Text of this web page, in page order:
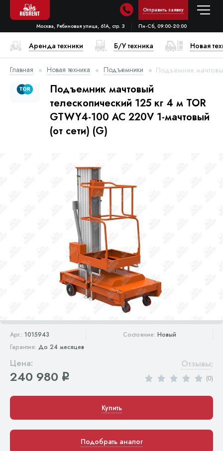
Отправить заявку
Москва, Рябиновая улица, 61А, стр. 3 Пн-Сб, 09:00-20:00
Аренда техники Б/У техника Новая
Главная Новая техника Подъемники Подъемник
Подъемник мачтовый
телескопический 125 кг 4 м TOR
GTWY4-100 AC 220V 1-мачтовый
(от сети) (G)
Арт.: 1015943 Состояние: Новый
Гарантия: До 24 месяцев
Цена:
240 980 q
Отзывы:
(0)
Купить
Подобрать аналог